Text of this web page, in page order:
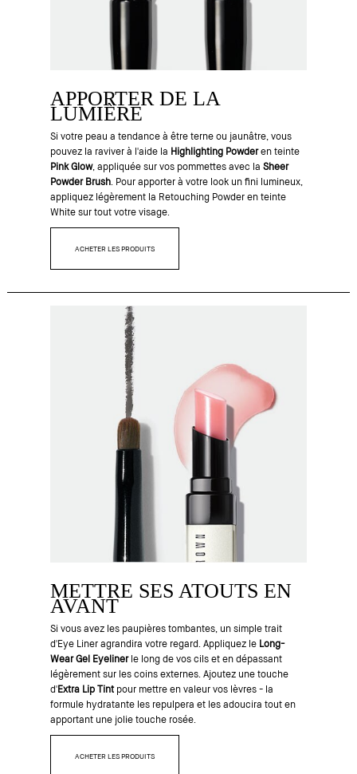
APPORTER DE LA
LUMIÈRE
Si votre peau a tendance à être terne ou jaunâtre, vous
pouvez la raviver à l'aide la Highlighting Powderen teinte
Pink Glow, appliquée sur vos pommettes avec la Sheer
Powder Brush. Pour apporter à votre look un fini lumineux,
appliquez légèrement la Retouching Powder en teinte
White sur tout votre visage.
ACHETER LES PRODUITS
METTRE SES ATOUTS EN
AVANT
Si vous avez les paupières tombantes, un simple trait
d'Eye Liner agrandira votre regard. Appliquez le Long-
Wear Gel Eyelinerle long de vos cils et en dépassant
légèrement sur les coins externes. Ajoutez une touche
d'Extra Lip Tintpour mettre en valeur vos lèvres - la
formule hydratante les repulpera et les adoucira tout en
apportant une jolie touche rosée.
ACHETER LES PRODUITS